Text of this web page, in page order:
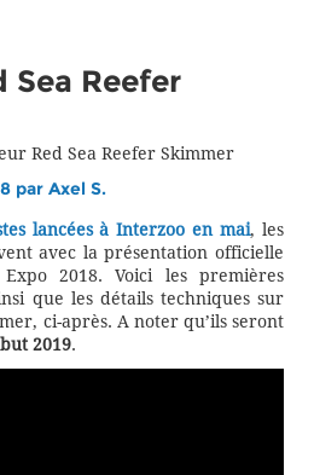
Sea Reefer
Red Sea Reefer Skimmer
par Axel S.
lancées à Interzoo en mai, les
avec la présentation officielle
2018. Voici les premières
que les détails techniques sur
ci-après. A noter qu’ils seront
2019.